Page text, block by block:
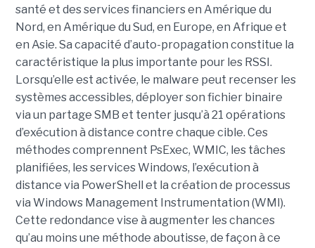
santé et des services financiers en Amérique du
Nord, en Amérique du Sud, en Europe, en Afrique et
en Asie. Sa capacité d’auto-propagation constitue la
caractéristique la plus importante pour les RSSI.
Lorsqu’elle est activée, le malware peut recenser les
systèmes accessibles, déployer son fichier binaire
via un partage SMB et tenter jusqu’à 21 opérations
d’exécution à distance contre chaque cible. Ces
méthodes comprennent PsExec, WMIC, les tâches
planifiées, les services Windows, l’exécution à
distance via PowerShell et la création de processus
via Windows Management Instrumentation (WMI).
Cette redondance vise à augmenter les chances
qu’au moins une méthode aboutisse, de façon à ce